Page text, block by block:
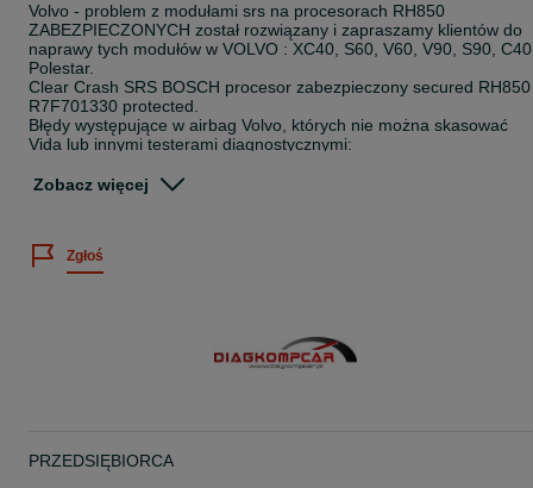
Volvo - problem z modułami srs na procesorach RH850
ZABEZPIECZONYCH został rozwiązany i zapraszamy klientów do
naprawy tych modułów w VOLVO : XC40, S60, V60, V90, S90,
Polestar.
Clear Crash SRS BOSCH procesor zabezpieczony secured RH850
R7F701330 protected.
Błędy występujące w airbag Volvo, których nie można skasować
Vida lub innymi testerami diagnostycznymi:
B1193-43 clear crash pamięć pełna zablokowana
,VOLVO XC60 ,VOLVO C40,POLESTAR , w modułach srs:
P31476116 ,Bosch ,0 285 013 159 - 0285013159, R7F701330,
P31476261 ,Bosch ,0 285 013 052 - 0285013052, R7F701330,
P32315799 ,Bosch ,0 285 015 930 - 0285015930, R7F701330,
Zobacz więcej
Zgłoś
PRZEDSIĘBIORCA